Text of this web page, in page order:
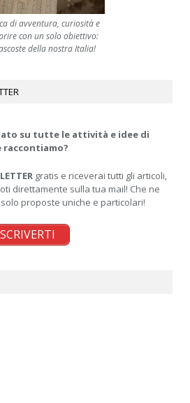
di avventura, curiosità e
con un solo obiettivo:
della nostra Italia!
su tutte le attività e idee di
gratis e riceverai tutti gli articoli,
direttamente sulla tua mail! Che ne
proposte uniche e particolari!